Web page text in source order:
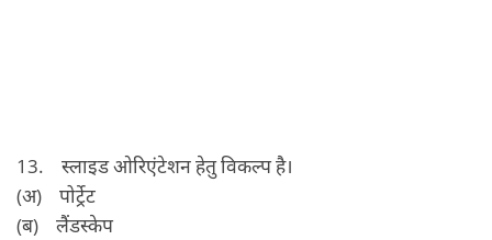
13. स्‍लाइड ओरिएंटेशन हेतु विकल्‍प है।
(अ) पोर्ट्रेट
(ब) लैंडस्‍केप